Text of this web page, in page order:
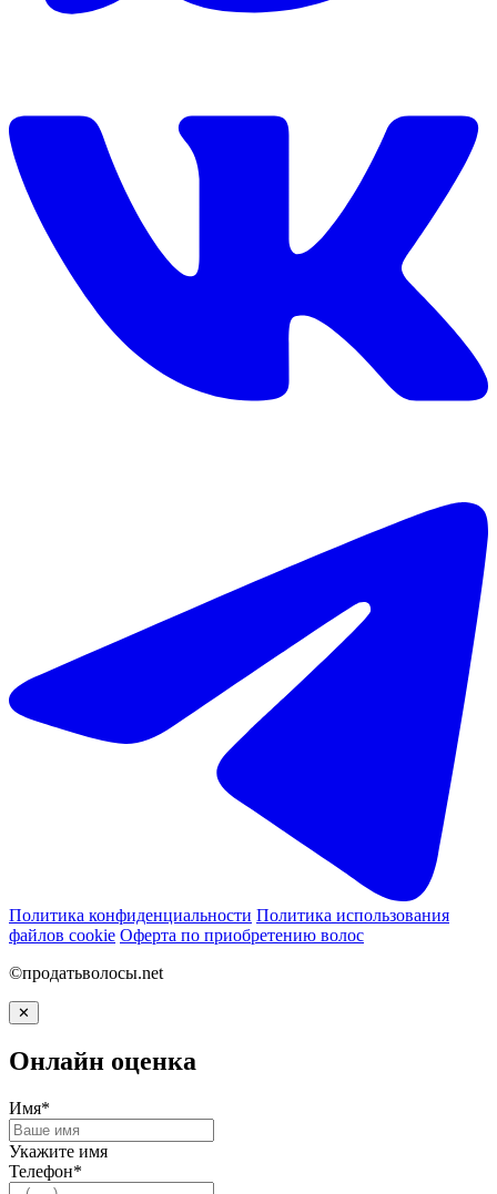
Политика конфиденциальности Политика использования
файлов cookie Оферта по приобретению волос
©продатьволосы.net
✕
Онлайн оценка
Имя*
Укажите имя
Телефон*